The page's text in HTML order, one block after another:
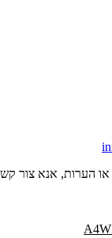
הערות, אנא צור